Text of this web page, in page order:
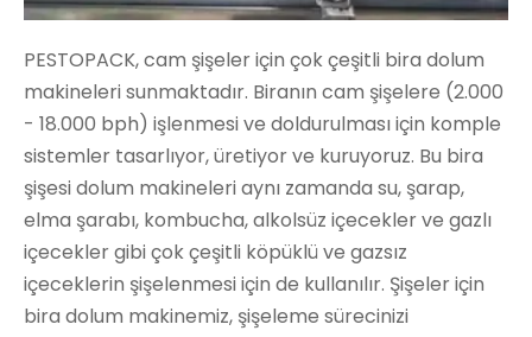
PESTOPACK, cam şişeler için çok çeşitli bira dolum
makineleri sunmaktadır. Biranın cam şişelere (2.000
- 18.000 bph) işlenmesi ve doldurulması için komple
sistemler tasarlıyor, üretiyor ve kuruyoruz. Bu bira
şişesi dolum makineleri aynı zamanda su, şarap,
elma şarabı, kombucha, alkolsüz içecekler ve gazlı
içecekler gibi çok çeşitli köpüklü ve gazsız
içeceklerin şişelenmesi için de kullanılır. Şişeler için
bira dolum makinemiz, şişeleme sürecinizi